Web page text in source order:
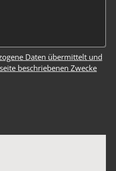
Daten übermittelt und
beschriebenen Zwecke